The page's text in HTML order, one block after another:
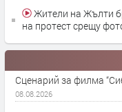
на протест срещу
Сценарий за филма
08.08.2026